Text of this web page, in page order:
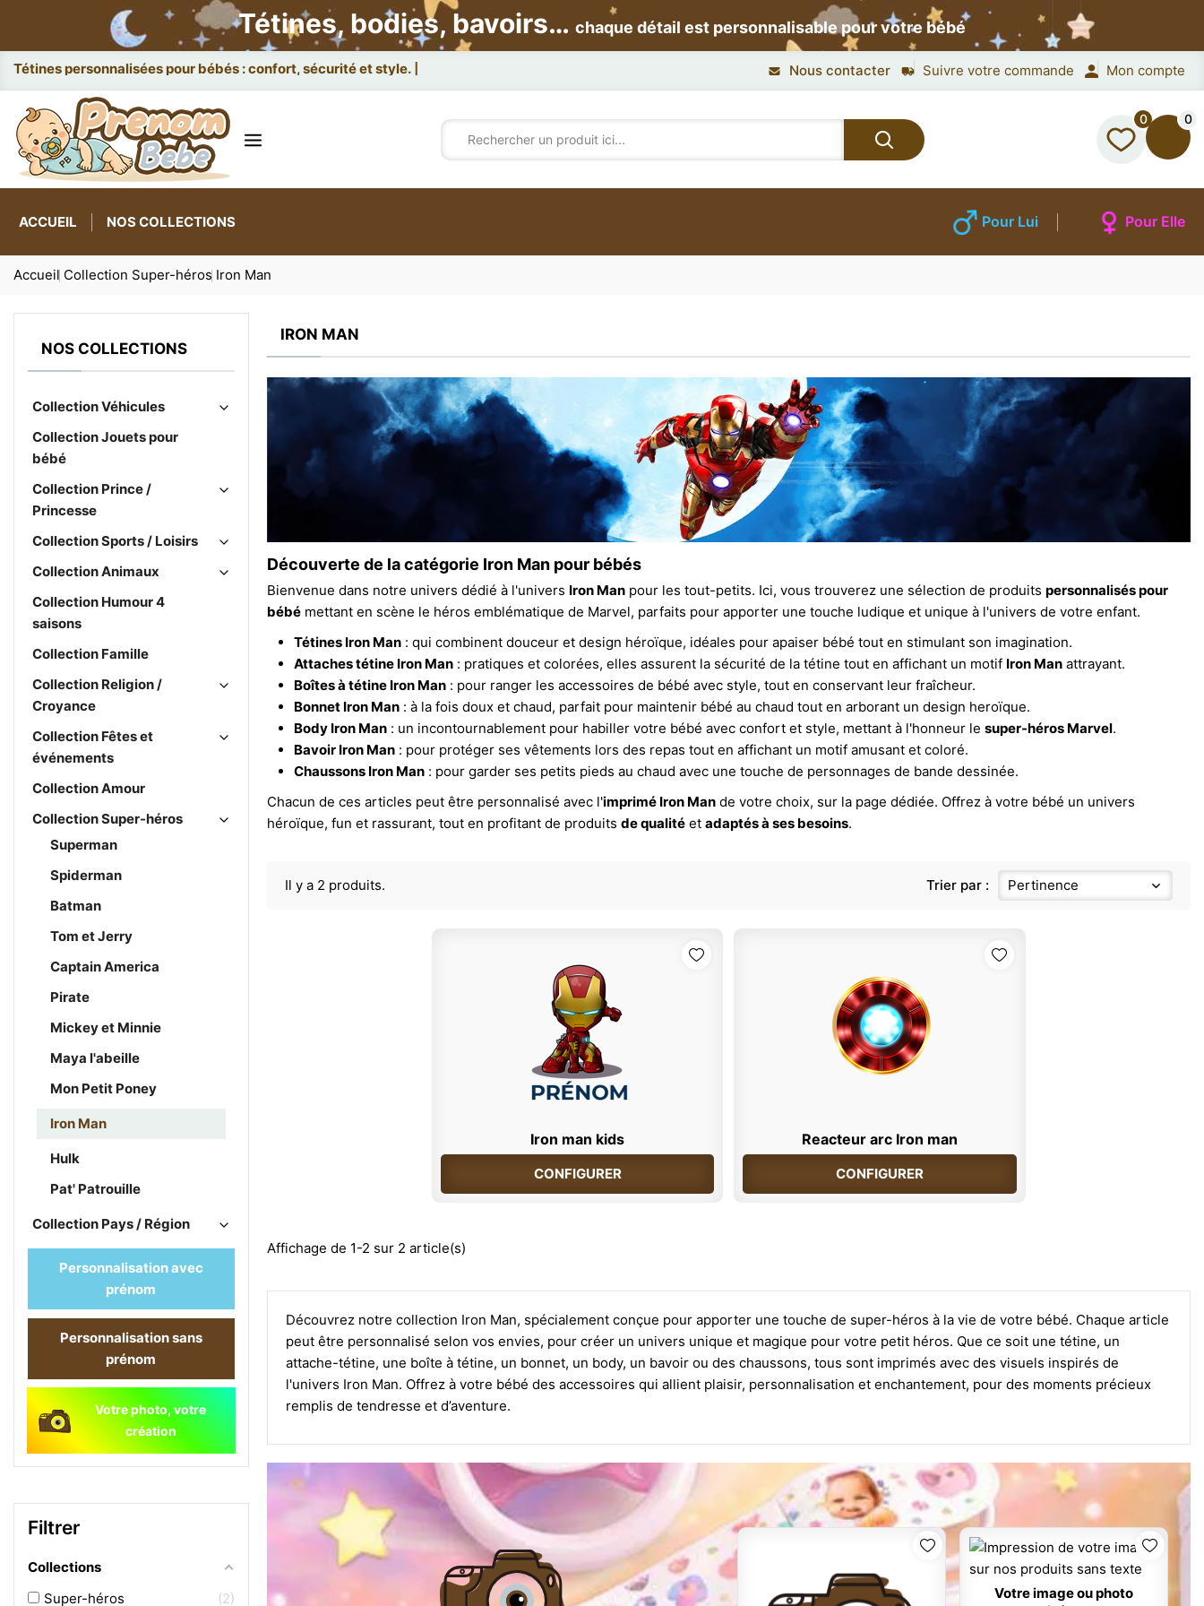
Tétines, bodies, bavoirs… chaque détail est personnalisable pour votre bébé
Tétines personnalisées pour bébés : confort, sécurité et style. Nous contacter Suivre votre commande Mon compte
0 0
ACCUEIL NOS COLLECTIONS Pour Lui Pour Elle
Accueil Collection Super-héros Iron Man
NOS COLLECTIONS
Collection Véhicules
Collection Jouets pour
bébé
Collection Prince /
Princesse
Collection Sports / Loisirs
Collection Animaux
Collection Humour 4
saisons
Collection Famille
Collection Religion /
Croyance
Collection Fêtes et
événements
Collection Amour
Collection Super-héros
Superman
Spiderman
Batman
Tom et Jerry
Captain America
Pirate
Mickey et Minnie
Maya l'abeille
Mon Petit Poney
Iron Man
Hulk
Pat' Patrouille
Collection Pays / Région
Personnalisation avec
prénom
Personnalisation sans
prénom
Votre photo, votre
création
Filtrer
Collections
Super-héros
2
IRON MAN
Découverte de la catégorie Iron Man pour bébés
Bienvenue dans notre univers dédié à l'univers Iron Manpour les tout-petits. Ici, vous trouverez une sélection de produits personnalisés pour
bébémettant en scène le héros emblématique de Marvel, parfaits pour apporter une touche ludique et unique à l'univers de votre enfant.
Tétines Iron Man: qui combinent douceur et design héroïque, idéales pour apaiser bébé tout en stimulant son imagination.
Attaches tétine Iron Man: pratiques et colorées, elles assurent la sécurité de la tétine tout en affichant un motif Iron Manattrayant.
Boîtes à tétine Iron Man: pour ranger les accessoires de bébé avec style, tout en conservant leur fraîcheur.
Bonnet Iron Man: à la fois doux et chaud, parfait pour maintenir bébé au chaud tout en arborant un design heroïque.
Body Iron Man: un incontournablement pour habiller votre bébé avec confort et style, mettant à l'honneur le super-héros Marvel.
Bavoir Iron Man: pour protéger ses vêtements lors des repas tout en affichant un motif amusant et coloré.
Chaussons Iron Man: pour garder ses petits pieds au chaud avec une touche de personnages de bande dessinée.
Chacun de ces articles peut être personnalisé avec l'imprimé Iron Mande votre choix, sur la page dédiée. Offrez à votre bébé un univers
héroïque, fun et rassurant, tout en profitant de produits de qualitéet adaptés à ses besoins.
Il y a 2 produits. Trier par : Pertinence
Iron man kids
CONFIGURER
Reacteur arc Iron man
CONFIGURER
Affichage de 1-2 sur 2 article(s)
Découvrez notre collection Iron Man, spécialement conçue pour apporter une touche de super-héros à la vie de votre bébé. Chaque article
peut être personnalisé selon vos envies, pour créer un univers unique et magique pour votre petit héros. Que ce soit une tétine, un
attache-tétine, une boîte à tétine, un bonnet, un body, un bavoir ou des chaussons, tous sont imprimés avec des visuels inspirés de
l'univers Iron Man. Offrez à votre bébé des accessoires qui allient plaisir, personnalisation et enchantement, pour des moments précieux
remplis de tendresse et d’aventure.
Votre image ou photo